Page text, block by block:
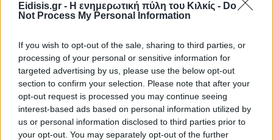
Eidisis.gr - Η ενημερωτική πύλη του Κιλκίς - Do
Not Process My Personal Information
If you wish to opt-out of the sale, sharing to third parties, or
processing of your personal or sensitive information for
targeted advertising by us, please use the below opt-out
section to confirm your selection. Please note that after your
opt-out request is processed you may continue seeing
interest-based ads based on personal information utilized by
us or personal information disclosed to third parties prior to
your opt-out. You may separately opt-out of the further